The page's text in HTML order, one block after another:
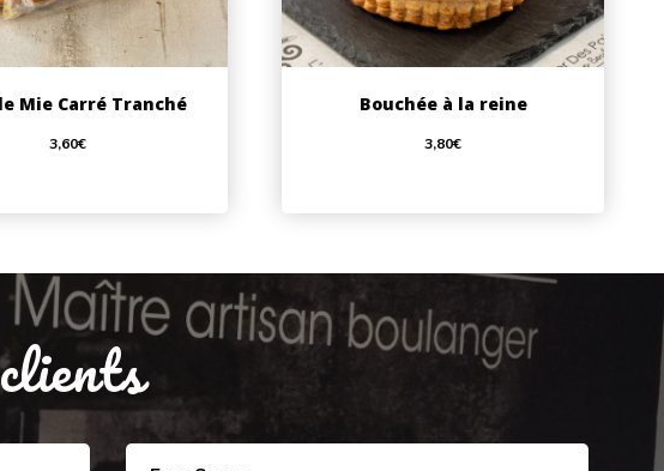
Mie Carré Tranché
3,60€
Bouchée à la reine
3,80€